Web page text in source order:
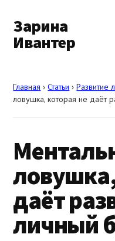
main
content
primary
sidebar
footer
menuЗарина
Ивантер
себя
услуги
Главная ›Статьи ›Развитие
ловушка, которая не даёт
даёт
личный